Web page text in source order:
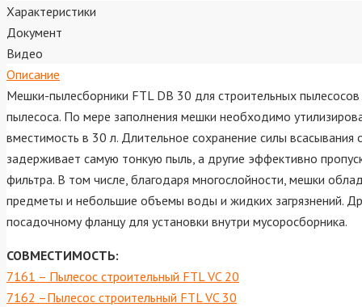
Характеристики
Документ
Видео
Описание
Мешки-пылесборники FTL DB 30 для строительных
пылесоса. По мере заполнения мешки необходимо
вместимость в 30 л. Длительное сохранение силы
задерживает самую тонкую пыль, а другие эффективно
фильтра. В том числе, благодаря многослойности, мешки
предметы и небольшие объемы воды и жидких загрязнений.
посадочному фланцу для установки внутри мусоросборника.
СОВМЕСТИМОСТЬ:
7161 – Пылесос строительный FTL VC 20
7162 –Пылесос строительный FTL VC 30